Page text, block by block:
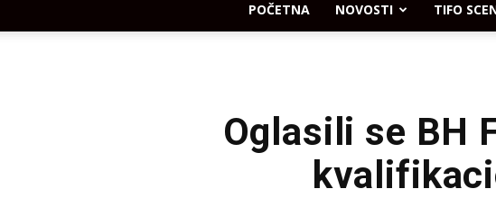
POČETNA NOVOSTI TIFO
Oglasili se BH